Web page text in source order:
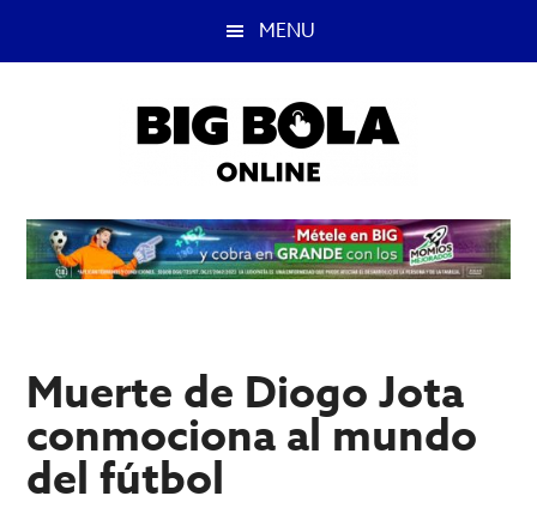
MENU
Big
Bola
mejor
del
deportivas.
Muerte de Diogo Jota
conmociona al mundo
del fútbol